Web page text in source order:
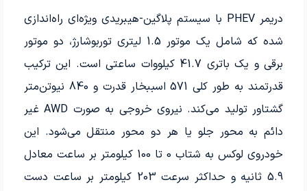
دریمر PHEV با سیستم پلاگین-هیبریدی ویژه‌ای راه‌اندازی
شده که شامل یک موتور 1.5 لیتری توربوشارژ، دو موتور
برقی و یک باتری 41.7 کیلووات ساعتی است. این ترکیب
قدرتمند به طور کلی 571 اسب­بخار قدرت و 840 نیوتن‌متر
گشتاور تولید می‌کند. نیروی خروجی به صورت AWD غیر
دائم به محور جلو یا هر دو محور منتقل می‌شود. این
خودروی لوکس به شتاب 0 تا 100 کیلومتر بر ساعت معادل
5.9 ثانیه و حداکثر سرعت 203 کیلومتر بر ساعت دست